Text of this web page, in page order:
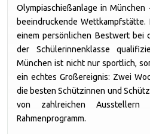
Olympiaschießanlage in
beeindruckende
einem persönlichen Bestwert bei
der Schülerinnenklasse
München ist nicht nur sportlich,
ein echtes Großereignis: Zwei
die besten Schützinnen und
von zahlreichen Ausstellern
Rahmenprogramm.